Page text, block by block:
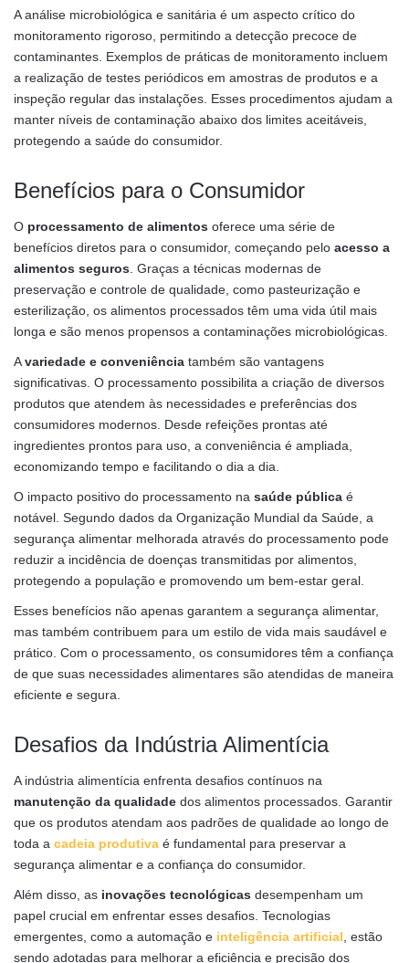
A análise microbiológica e sanitária é um aspecto crítico do
monitoramento rigoroso, permitindo a detecção precoce de
contaminantes. Exemplos de práticas de monitoramento incluem
a realização de testes periódicos em amostras de produtos e a
inspeção regular das instalações. Esses procedimentos ajudam a
manter níveis de contaminação abaixo dos limites aceitáveis,
protegendo a saúde do consumidor.
Benefícios para o Consumidor
O processamento de alimentos oferece uma série de
benefícios diretos para o consumidor, começando pelo acesso a
alimentos seguros . Graças a técnicas modernas de
preservação e controle de qualidade, como pasteurização e
esterilização, os alimentos processados têm uma vida útil mais
longa e são menos propensos a contaminações microbiológicas.
Avariedade e conveniência também são vantagens
significativas. O processamento possibilita a criação de diversos
produtos que atendem às necessidades e preferências dos
consumidores modernos. Desde refeições prontas até
ingredientes prontos para uso, a conveniência é ampliada,
economizando tempo e facilitando o dia a dia.
O impacto positivo do processamento na saúde pública é
notável. Segundo dados da Organização Mundial da Saúde, a
segurança alimentar melhorada através do processamento pode
reduzir a incidência de doenças transmitidas por alimentos,
protegendo a população e promovendo um bem-estar geral.
Esses benefícios não apenas garantem a segurança alimentar,
mas também contribuem para um estilo de vida mais saudável e
prático. Com o processamento, os consumidores têm a confiança
de que suas necessidades alimentares são atendidas de maneira
eficiente e segura.
Desafios da Indústria Alimentícia
A indústria alimentícia enfrenta desafios contínuos na
manutenção da qualidade dos alimentos processados. Garantir
que os produtos atendam aos padrões de qualidade ao longo de
toda a cadeia produtiva é fundamental para preservar a
segurança alimentar e a confiança do consumidor.
Além disso, as inovações tecnológicas desempenham um
papel crucial em enfrentar esses desafios. Tecnologias
emergentes, como a automação e inteligência artificial , estão
sendo adotadas para melhorar a eficiência e precisão dos